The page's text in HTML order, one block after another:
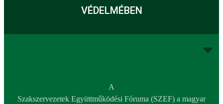
VÉDELMÉBEN
A
Szakszervezetek Együttműködési Fóruma (SZEF) a magyar